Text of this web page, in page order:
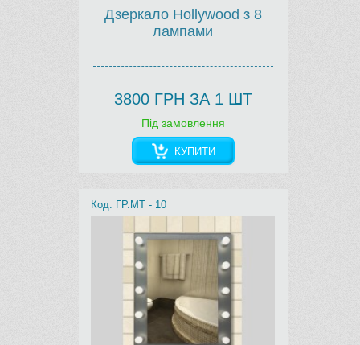
Дзеркало Hollywood з 8
лампами
3800 ГРН ЗА 1 ШТ
Під замовлення
КУПИТИ
Код: ГР.МТ - 10